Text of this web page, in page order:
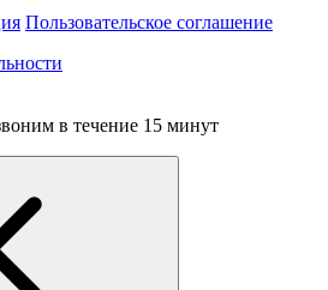
Пользовательское соглашение
в течение 15 минут